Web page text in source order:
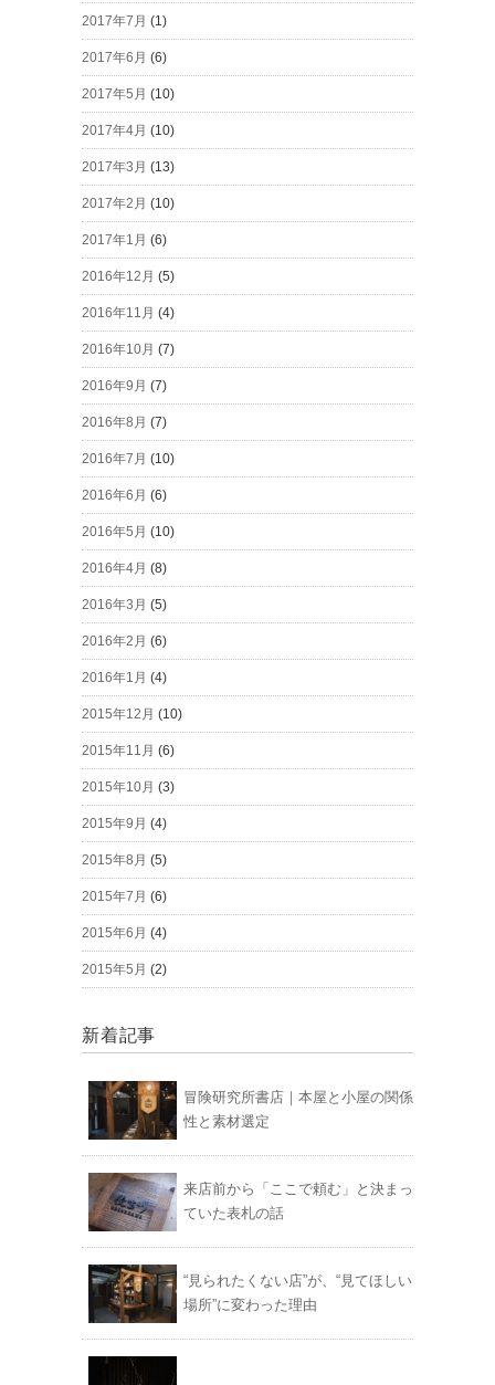
2017年7月 (1)
2017年6月 (6)
2017年5月 (10)
2017年4月 (10)
2017年3月 (13)
2017年2月 (10)
2017年1月 (6)
2016年12月 (5)
2016年11月 (4)
2016年10月 (7)
2016年9月 (7)
2016年8月 (7)
2016年7月 (10)
2016年6月 (6)
2016年5月 (10)
2016年4月 (8)
2016年3月 (5)
2016年2月 (6)
2016年1月 (4)
2015年12月 (10)
2015年11月 (6)
2015年10月 (3)
2015年9月 (4)
2015年8月 (5)
2015年7月 (6)
2015年6月 (4)
2015年5月 (2)
新着記事
冒険研究所書店｜本屋と小屋の関係
性と素材選定
来店前から「ここで頼む」と決まっ
ていた表札の話
“見られたくない店”が、“見てほしい
場所”に変わった理由